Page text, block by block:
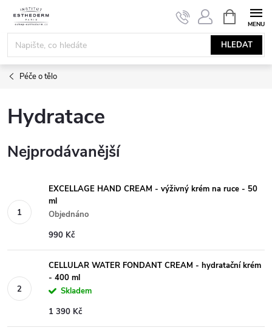
obsah
HLEDAT
NÁKUPNÍ
KOŠÍK
Péče o tělo
Hydratace
Nejprodávanější
EXCELLAGE HAND CREAM - výživný krém na ruce - 50
ml
Objednáno
990 Kč
CELLULAR WATER FONDANT CREAM - hydratační krém
- 400 ml
Skladem
1 390 Kč